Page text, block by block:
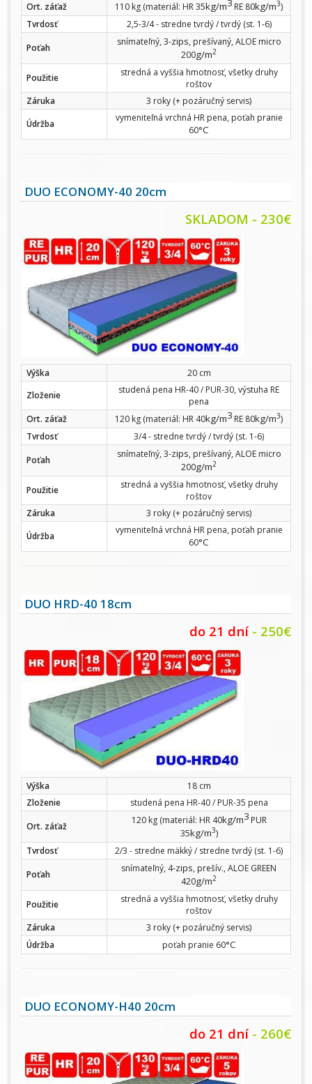
Ort. záťaž 110 kg (materiál: HR 35kg/m3 RE 80kg/m3)
Tvrdosť
2,5-3/4 - stredne tvrdý / tvrdý (st. 1-6)
Poťah
snímateľný, 3-zips, prešívaný, ALOE micro
200g/m2
Použitie
stredná a vyššia hmotnosť, všetky druhy
roštov
Záruka
3 roky (+ pozáručný servis)
Údržba
vymeniteľná vrchná HR pena, poťah pranie
60°C
DUO ECONOMY-40 20cm
SKLADOM - 230€
Výška
20 cm
Zloženie
studená pena HR-40 / PUR-30, výstuha RE
pena
Ort. záťaž
120 kg (materiál: HR 40kg/m3 RE 80kg/m3)
Tvrdosť
3/4 - stredne tvrdý / tvrdý (st. 1-6)
Poťah
snímateľný, 3-zips, prešívaný, ALOE micro
200g/m2
Použitie
stredná a vyššia hmotnosť, všetky druhy
roštov
Záruka
3 roky (+ pozáručný servis)
Údržba
vymeniteľná vrchná HR pena, poťah pranie
60°C
DUO HRD-40 18cm
do 21 dní - 250€
Výška
18 cm
Zloženie
studená pena HR-40 / PUR-35 pena
Ort. záťaž
120 kg (materiál: HR 40kg/m3 PUR
35kg/m3)
Tvrdosť
2/3 - stredne mäkký / stredne tvrdý (st. 1-6)
Poťah
snímateľný, 4-zips, prešív., ALOE GREEN
420g/m2
Použitie
stredná a vyššia hmotnosť, všetky druhy
roštov
Záruka
3 roky (+ pozáručný servis)
Údržba
poťah pranie 60°C
DUO ECONOMY-H40 20cm
do 21 dní - 260€